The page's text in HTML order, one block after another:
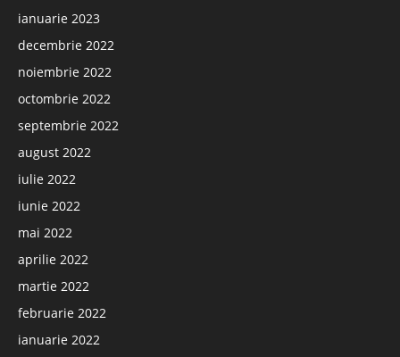
ianuarie 2023
decembrie 2022
noiembrie 2022
octombrie 2022
septembrie 2022
august 2022
iulie 2022
iunie 2022
mai 2022
aprilie 2022
martie 2022
februarie 2022
ianuarie 2022